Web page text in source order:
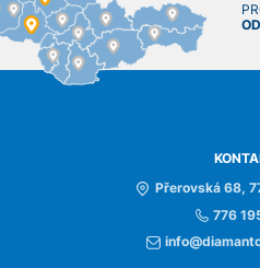
Přerovská 68,
776